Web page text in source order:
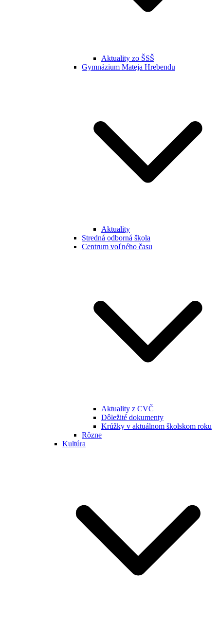
Aktuality zo ŠSŠ
Gymnázium Mateja Hrebendu
Aktuality
Stredná odborná škola
Centrum voľného času
Aktuality z CVČ
Dôležité dokumenty
Krúžky v aktuálnom školskom roku
Rôzne
Kultúra